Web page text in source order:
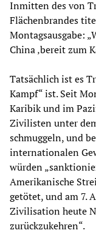
Inmitten des von
Flächenbrandes
Montagsausgabe:
China ‚bereit zum
Tatsächlich ist es
Kampf“ ist. Seit
Karibik und im
Zivilisten unter
schmuggeln, und
internationalen
würden
Amerikanische
getötet, und am 7.
Zivilisation heute
zurückzukehren“.